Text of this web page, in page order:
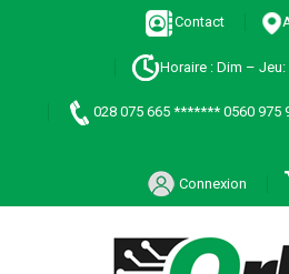
Contact
Horaire : Dim –
028 075 665 ******* 0560 975
Connexion